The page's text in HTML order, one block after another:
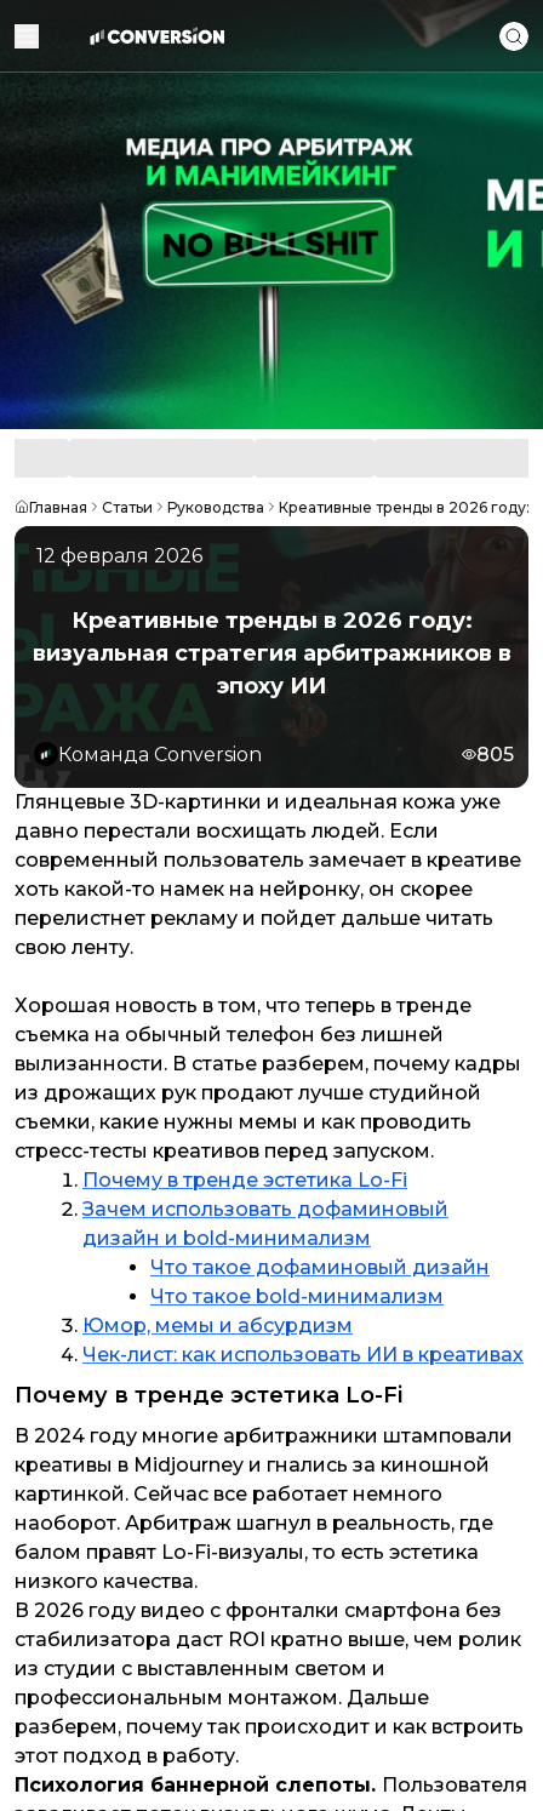
Главная Статьи Руководства Креативные тренды в 2026 году:
12 февраля 2026
Креативные тренды в 2026 году:
визуальная стратегия арбитражников в
эпоху ИИ
Команда Conversion 805
Глянцевые 3D-картинки и идеальная кожа уже
давно перестали восхищать людей. Если
современный пользователь замечает в креативе
хоть какой-то намек на нейронку, он скорее
перелистнет рекламу и пойдет дальше читать
свою ленту.
Хорошая новость в том, что теперь в тренде
съемка на обычный телефон без лишней
вылизанности. В статье разберем, почему кадры
из дрожащих рук продают лучше студийной
съемки, какие нужны мемы и как проводить
стресс-тесты креативов перед запуском.
Почему в тренде эстетика Lo-Fi
Зачем использовать дофаминовый
дизайн и bold-минимализм
Что такое дофаминовый дизайн
Что такое bold-минимализм
Юмор, мемы и абсурдизм
Чек-лист: как использовать ИИ в креативах
Почему в тренде эстетика Lo-Fi
В 2024 году многие арбитражники штамповали
креативы в Midjourney и гнались за киношной
картинкой. Сейчас все работает немного
наоборот. Арбитраж шагнул в реальность, где
балом правят Lo-Fi-визуалы, то есть эстетика
низкого качества.
В 2026 году видео с фронталки смартфона без
стабилизатора даст ROI кратно выше, чем ролик
из студии с выставленным светом и
профессиональным монтажом. Дальше
разберем, почему так происходит и как встроить
этот подход в работу.
Психология баннерной слепоты. Пользователя